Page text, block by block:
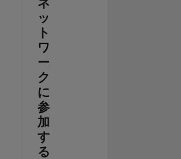
ッ
ト
ワ
ー
ク
に
参
加
す
る